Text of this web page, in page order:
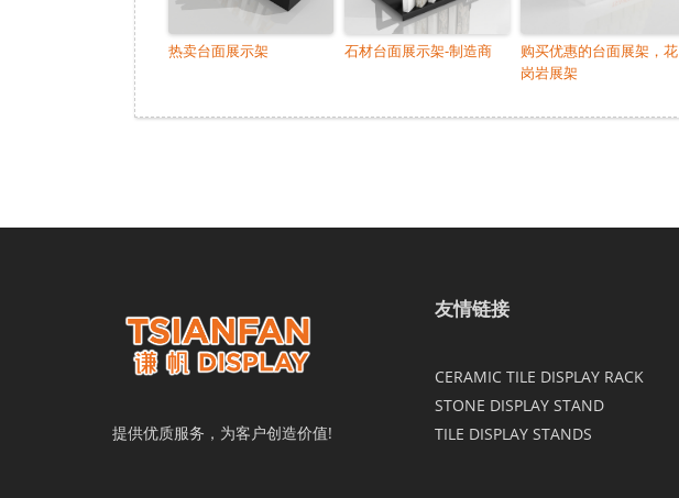
热卖台面展示架 石材台面展示架-制造商
购买优惠的台面展架，花
岗岩展架
提供优质服务，为客户创造价值!
友情链接
CERAMIC TILE DISPLAY RACK
STONE DISPLAY STAND
TILE DISPLAY STANDS